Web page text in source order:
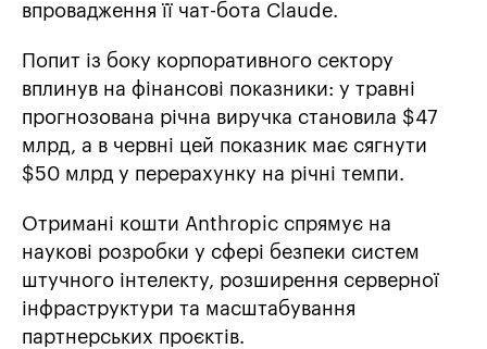
впровадження її чат-бота Claude.
Попит із боку корпоративного сектору
вплинув на фінансові показники: у травні
прогнозована річна виручка становила $47
млрд, а в червні цей показник має сягнути
$50 млрд у перерахунку на річні темпи.
Отримані кошти Anthropic спрямує на
наукові розробки у сфері безпеки систем
штучного інтелекту, розширення серверної
інфраструктури та масштабування
партнерських проєктів.